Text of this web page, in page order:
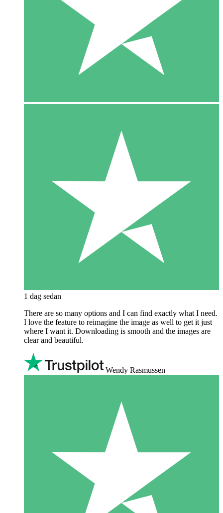
1 dag sedan
There are so many options and I can find exactly what I need.
I love the feature to reimagine the image as well to get it just
where I want it. Downloading is smooth and the images are
clear and beautiful.
Wendy Rasmussen